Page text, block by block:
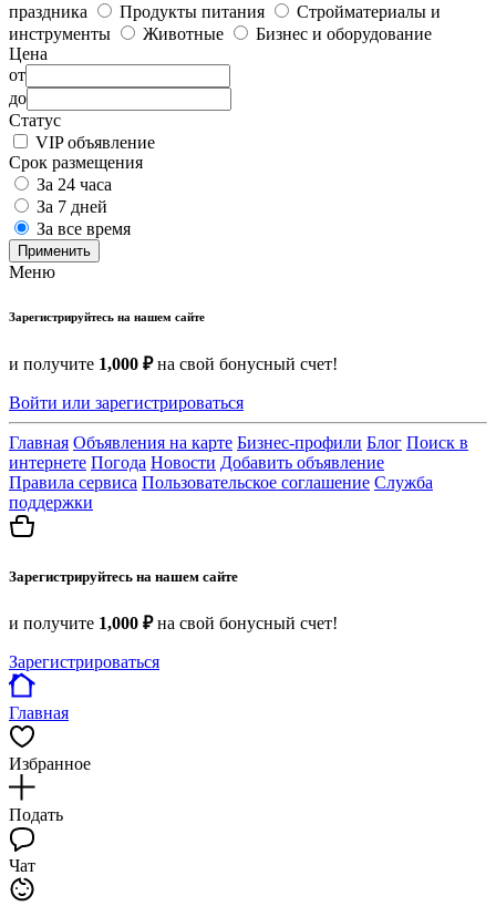
праздника
Продукты питания
Стройматериалы и
инструменты
Животные
Бизнес и оборудование
Цена
от
до
Статус
VIP объявление
Срок размещения
За 24 часа
За 7 дней
За все время
Применить
Меню
Зарегистрируйтесь на нашем сайте
и получите 1,000 ₽на свой бонусный счет!
Войти или зарегистрироваться
Главная Объявления на карте Бизнес-профили Блог Поиск в
интернете Погода Новости Добавить объявление
Правила сервиса Пользовательское соглашение Служба
поддержки
Зарегистрируйтесь на нашем сайте
и получите 1,000 ₽на свой бонусный счет!
Зарегистрироваться
Главная
Избранное
Подать
Чат